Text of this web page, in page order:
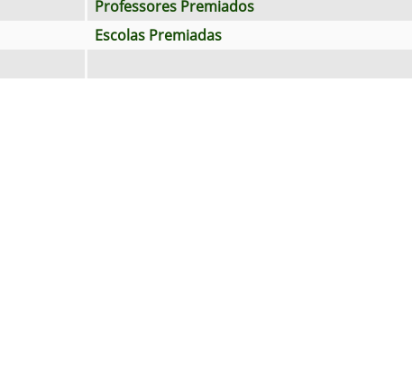
Professores Premiados
Escolas Premiadas